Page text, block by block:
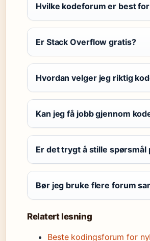
Hvilke kodeforum er best
Er Stack Overflow gratis?
Hvordan velger jeg riktig
Kan jeg få jobb gjennom
Er det trygt å stille spørsmål
Bør jeg bruke flere forum
Relatert lesning
Beste kodingsforum for